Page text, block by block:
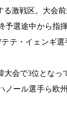
激戦区。大会
予選途中から指
テ・イェンギ
大会で3位とな
ノール選手ら欧